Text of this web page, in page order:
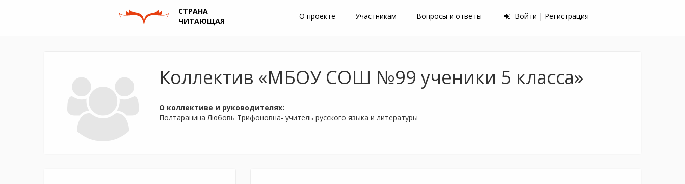
СТРАНА
ЧИТАЮЩАЯ
О проекте Участникам Вопросы и ответы Войти | Регистрация
Коллектив «МБОУ СОШ №99 ученики 5 класса»
О коллективе и руководителях:
Полтаранина Любовь Трифоновна- учитель русского языка и литературы